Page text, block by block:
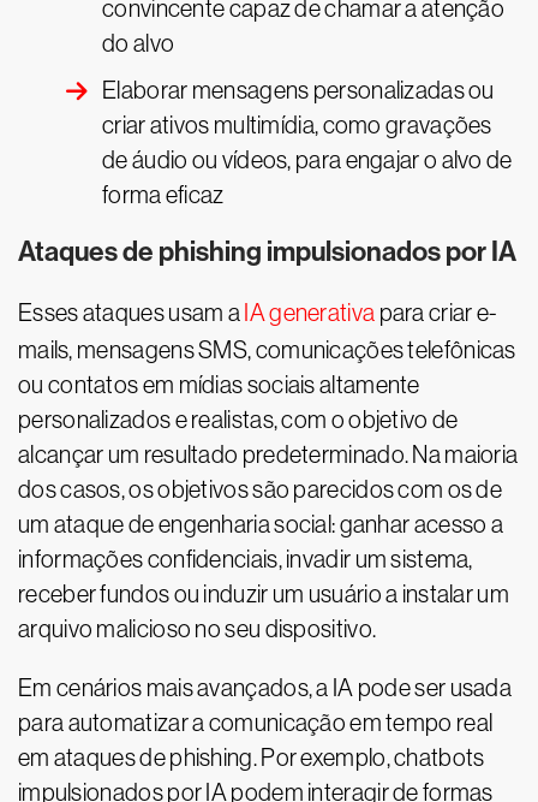
convincente capaz de chamar a atenção
do alvo
Elaborar mensagens personalizadas ou
criar ativos multimídia, como gravações
de áudio ou vídeos, para engajar o alvo de
forma eficaz
Ataques de phishing impulsionados por IA
Esses ataques usam a IA generativa para criar e-
mails, mensagens SMS, comunicações telefônicas
ou contatos em mídias sociais altamente
personalizados e realistas, com o objetivo de
alcançar um resultado predeterminado. Na maioria
dos casos, os objetivos são parecidos com os de
um ataque de engenharia social: ganhar acesso a
informações confidenciais, invadir um sistema,
receber fundos ou induzir um usuário a instalar um
arquivo malicioso no seu dispositivo.
Em cenários mais avançados, a IA pode ser usada
para automatizar a comunicação em tempo real
em ataques de phishing. Por exemplo, chatbots
impulsionados por IA podem interagir de formas